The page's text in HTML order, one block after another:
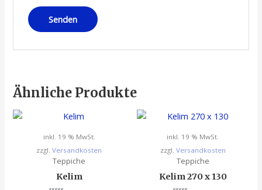
Ähnliche Produkte
inkl. 19 % MwSt.
zzgl.Versandkosten
Teppiche
Kelim
inkl. 19 % MwSt.
zzgl. Versandkosten
Teppiche
Kelim 270 x 130